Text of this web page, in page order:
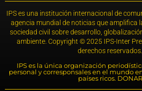
IPS es una institución internacional de
agencia mundial de noticias que amplifica
sociedad civil sobre desarrollo,
ambiente. Copyright © 2025 IPS-Inter
derechos reservados.
IPS es la única organización
personal y corresponsales en el mundo
países ricos. DONAR